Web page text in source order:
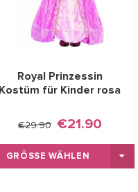
Royal Prinzessin
Kostüm für Kinder rosa
€29.90 €21.90
GRÖSSE WÄHLEN